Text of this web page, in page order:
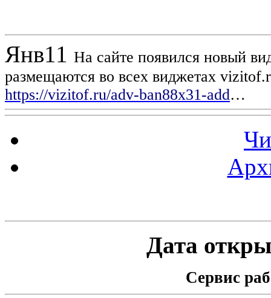
Янв11 На сайте появился новый
размещаются во всех виджетах
https://vizitof.ru/adv-ban88x31-add…
Дата
Сервис